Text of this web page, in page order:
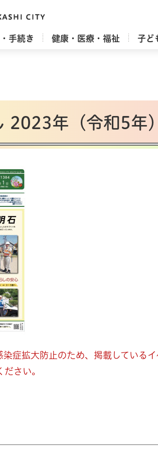
手続き 健康・医療・福祉 子ど
2023年（令和5年
症拡大防止のため、掲載している
さい。